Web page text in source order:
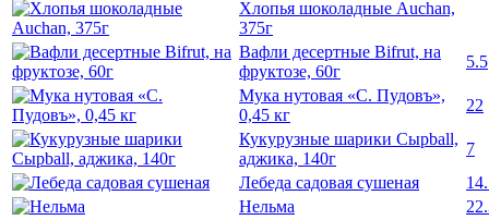
Хлопья шоколадные Auchan,
375г
Вафли десертные Bifrut, на
фруктозе, 60г
5.5
Мука нутовая «С. Пудовъ»,
0,45 кг
22
Кукурузные шарики Сырball,
аджика, 140г
7
Лебеда садовая сушеная
Нельма